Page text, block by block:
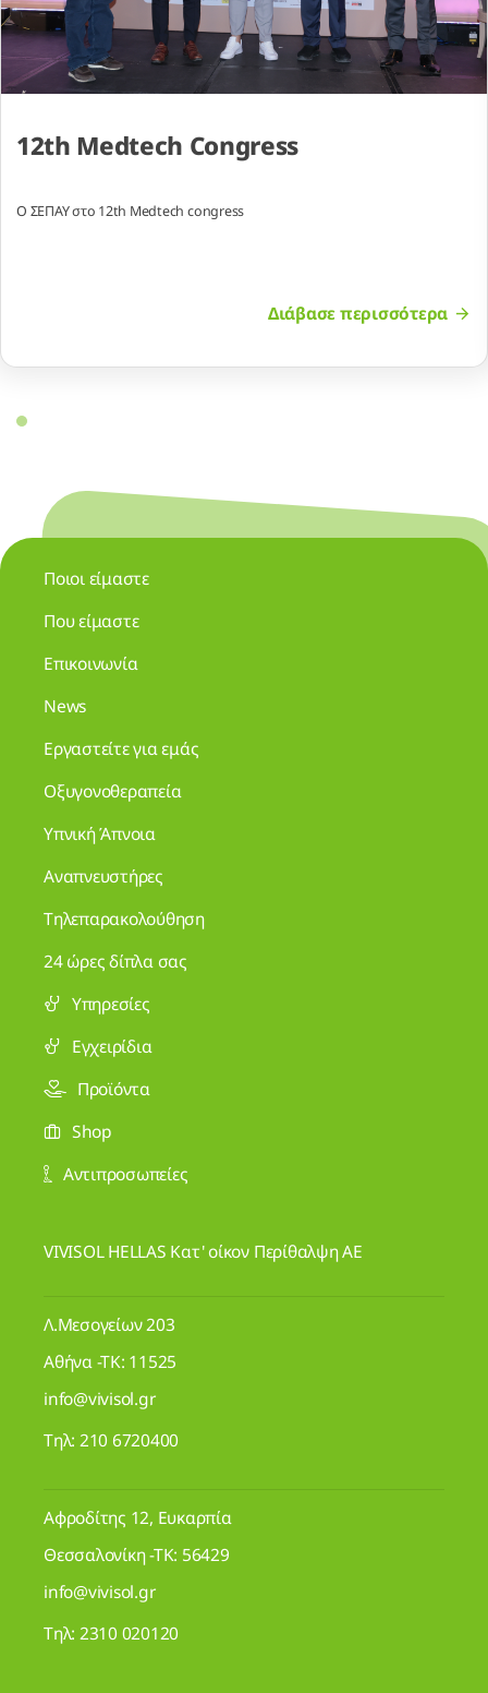
12th Medtech Congress
O ΣΕΠΑΥ στο 12th Medtech congress
Διάβασε περισσότερα
Ποιοι είμαστε
Που είμαστε
Επικοινωνία
News
Εργαστείτε για εμάς
Οξυγονοθεραπεία
Υπνική Άπνοια
Αναπνευστήρες
Τηλεπαρακολούθηση
24 ώρες δίπλα σας
Υπηρεσίες
Εγχειρίδια
Προϊόντα
Shop
Αντιπροσωπείες
VIVISOL HELLAS Κατ' οίκον Περίθαλψη ΑΕ
Λ.Μεσογείων 203
Αθήνα -ΤΚ: 11525
info@vivisol.gr
Τηλ: 210 6720400
Αφροδίτης 12, Ευκαρπία
Θεσσαλονίκη -ΤΚ: 56429
info@vivisol.gr
Τηλ: 2310 020120